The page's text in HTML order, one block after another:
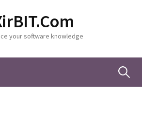
your software knowledge
S